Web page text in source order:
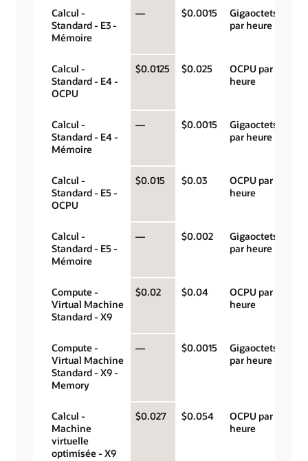
Calcul -
Standard - E3 -
Mémoire
— $0.0015
Gigaoctets
par heure
Calcul -
Standard - E4 -
OCPU
$0.0125 $0.025
OCPU par
heure
Calcul -
Standard - E4 -
Mémoire
— $0.0015
Gigaoctets
par heure
Calcul -
Standard - E5 -
OCPU
$0.015 $0.03
OCPU par
heure
Calcul -
Standard - E5 -
Mémoire
— $0.002
Gigaoctets
par heure
Compute -
Virtual Machine
Standard - X9
$0.02 $0.04
OCPU par
heure
Compute -
Virtual Machine
Standard - X9 -
Memory
— $0.0015
Gigaoctets
par heure
Calcul -
Machine
virtuelle
optimisée - X9
$0.027 $0.054
OCPU par
heure